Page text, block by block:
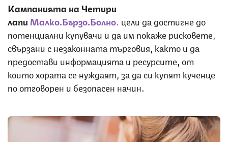
Кампанията на Четири
лапи Малко.Бързо.Болно. цели да достигне до
потенциални купувачи и да им покаже рисковете,
свързани с незаконната търговия, както и да
предостави информацията и ресурсите, от
които хората се нуждаят, за да си купят кученце
по отговорен и безопасен начин.